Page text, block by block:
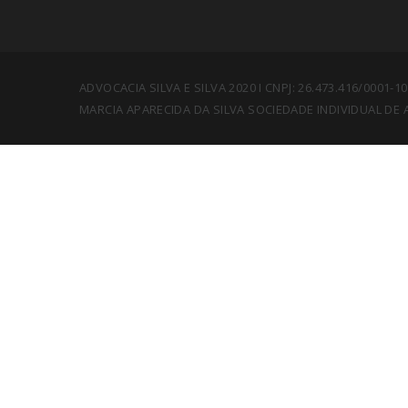
ADVOCACIA SILVA E SILVA 2020 I CNPJ: 26.473.416/0001-
MARCIA APARECIDA DA SILVA SOCIEDADE INDIVIDUAL DE